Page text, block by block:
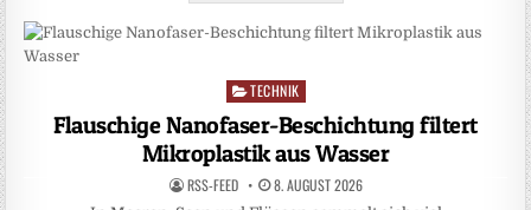
Posted
in
TECHNIK
Flauschige Nanofaser-Beschichtung filtert
Mikroplastik aus Wasser
RSS-FEED 8. AUGUST 2026